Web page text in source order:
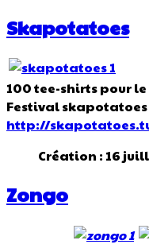
Skapotatoes
100 tee-shirts pour le
Festival skapotatoes
http://
Création : 16
Zongo